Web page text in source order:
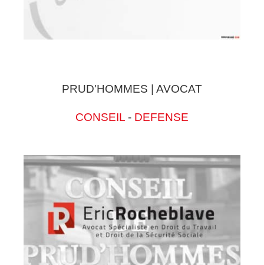
PRUD'HOMMES | AVOCAT
CONSEIL - DEFENSE